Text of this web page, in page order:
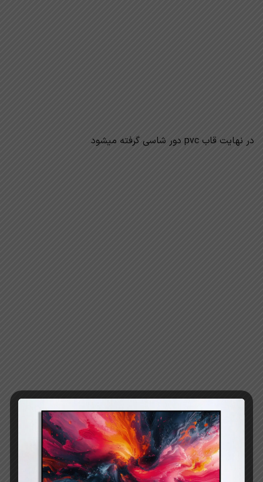
در نهایت قاب pvc دور شاسی گرفته میشود